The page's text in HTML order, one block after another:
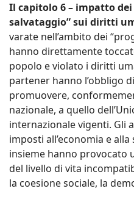
Il capitolo 6 – impatto
salvataggio” sui diritti
varate nell’ambito dei
hanno direttamente
popolo e violato i diritti
partener hanno l’obbligo
promuovere,
nazionale, a quello
internazionale vigenti. Gli
imposti all’economia e
insieme hanno provocato
del livello di vita
la coesione sociale, la